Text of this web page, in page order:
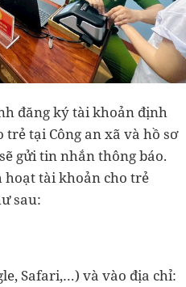
đăng ký tài khoản định
tại Công an xã và hồ sơ
gửi tin nhắn thông báo.
tài khoản cho trẻ
sau:
Safari,…) và vào địa chỉ: